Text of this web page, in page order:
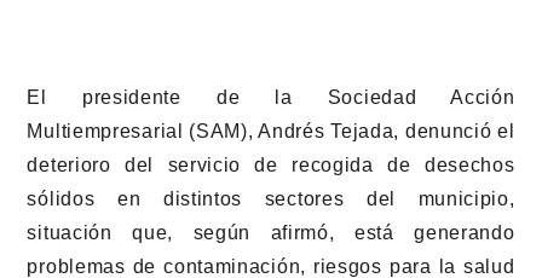
El presidente de la Sociedad Acción
Multiempresarial (SAM), Andrés Tejada, denunció el
deterioro del servicio de recogida de desechos
sólidos en distintos sectores del municipio,
situación que, según afirmó, está generando
problemas de contaminación, riesgos para la salud